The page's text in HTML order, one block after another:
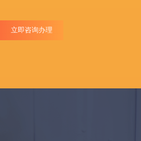
立即咨询办理